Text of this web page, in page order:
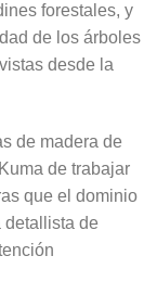
forestales, y
de los árboles
desde la
de madera de
de trabajar
que el dominio
detallista de